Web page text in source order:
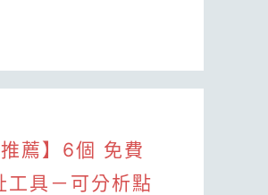
薦】6個 免費
工具－可分析點